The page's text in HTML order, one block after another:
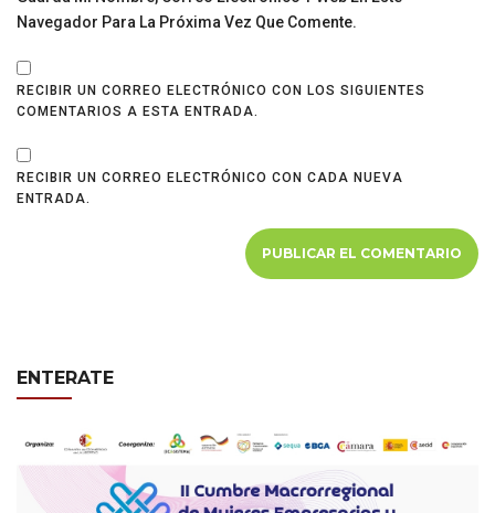
Navegador Para La Próxima Vez Que Comente.
RECIBIR UN CORREO ELECTRÓNICO CON LOS SIGUIENTES
COMENTARIOS A ESTA ENTRADA.
RECIBIR UN CORREO ELECTRÓNICO CON CADA NUEVA
ENTRADA.
ENTERATE